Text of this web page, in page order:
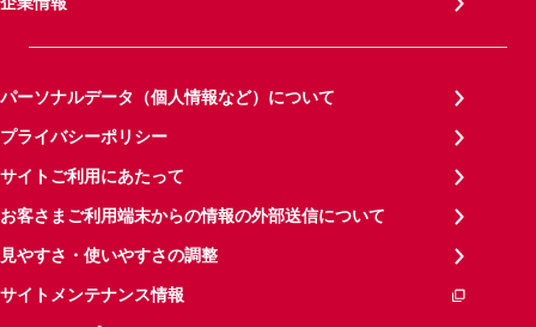
パーソナルデータ（個人情報など）について
プライバシーポリシー
サイトご利用にあたって
お客さまご利用端末からの情報の外部送信について
見やすさ・使いやすさの調整
サイトメンテナンス情報